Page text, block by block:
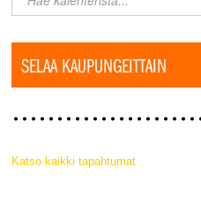
SELAA KAUPUNGEITTAIN
Katso kaikki tapahtumat